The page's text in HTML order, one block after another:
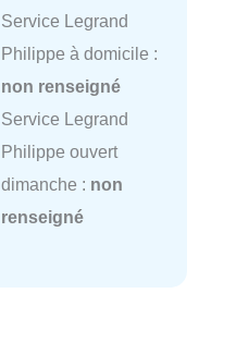
Service Legrand
Philippe à domicile :
non renseigné
Service Legrand
Philippe ouvert
dimanche : non
renseigné